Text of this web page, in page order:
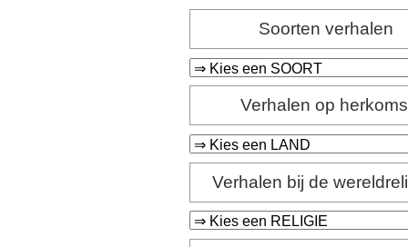
Soorten verhalen
Verhalen op
Verhalen bij de